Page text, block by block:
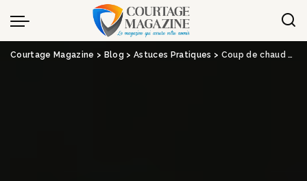
Panneau de gestion des cookies
Courtage Magazine > Blog > Astuces Pratiques > Coup de chaud sur l’assurance des professionnels de santé